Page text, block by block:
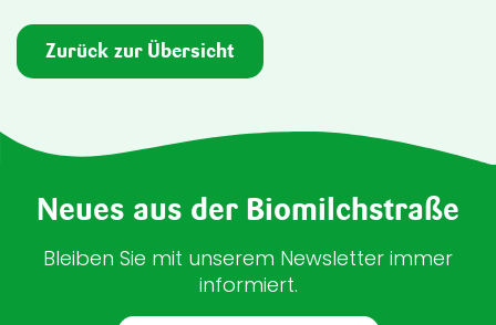
Zurück zur Übersicht
Neues aus der Biomilchstraße
Bleiben Sie mit unserem Newsletter immer
informiert.